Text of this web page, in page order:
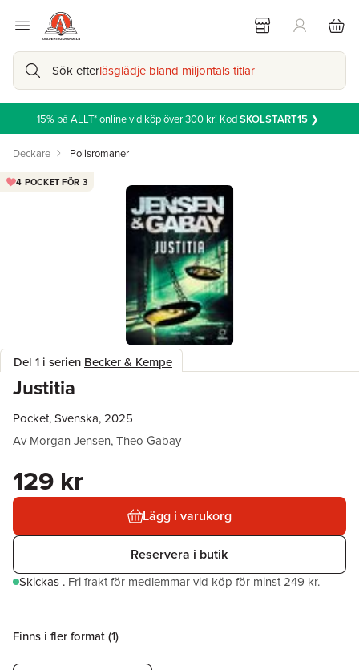
Sök efterläsglädje bland miljontals titlar
15% på ALLT* online vid köp över 300 kr! KodSKOLSTART15 ❯
Deckare Polisromaner
Del 1 i serien Becker & Kempe
Justitia
4 POCKET FÖR 3
Pocket, Svenska, 2025
Av Morgan Jensen,Theo Gabay
129 kr
Lägg i varukorg
Reservera i butik
Skickas . Fri frakt för medlemmar vid köp för minst 249 kr.
Finns i fler format (1)